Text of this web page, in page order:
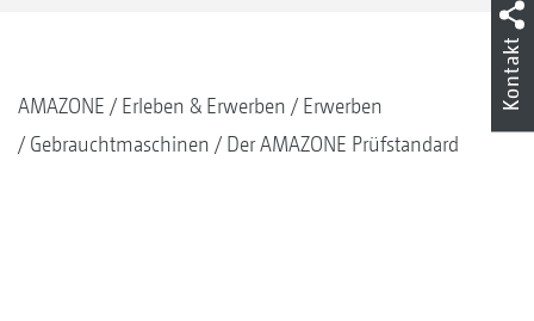
AMAZONE Erleben & Erwerben
Erwerben
Gebrauchtmaschinen
Der AMAZONE Prüfstandard
Kontakt